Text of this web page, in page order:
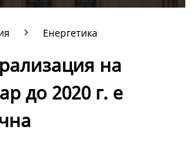
Енергетика
на
до 2020 г. е